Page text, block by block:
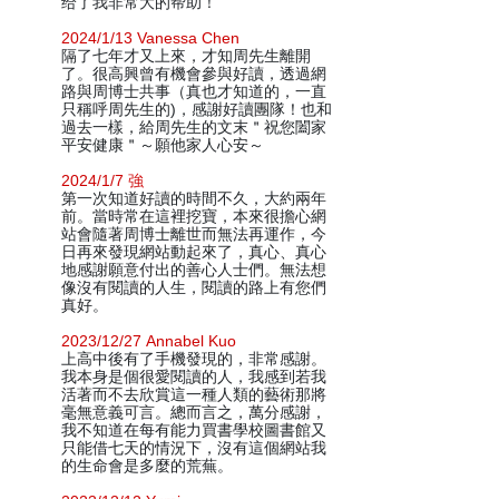
2024/1/13 Vanessa Chen
隔了七年才又上來，才知周先生離開
了。很高興曾有機會參與好讀，透過網
路與周博士共事（真也才知道的，一直
只稱呼周先生的)，感謝好讀團隊！也和
過去一樣，給周先生的文末＂祝您闔家
平安健康＂～願他家人心安～
2024/1/7 強
第一次知道好讀的時間不久，大約兩年
前。當時常在這裡挖寶，本來很擔心網
站會隨著周博士離世而無法再運作，今
日再來發現網站動起來了，真心、真心
地感謝願意付出的善心人士們。無法想
像沒有閱讀的人生，閱讀的路上有您們
真好。
2023/12/27 Annabel Kuo
上高中後有了手機發現的，非常感謝。
我本身是個很愛閱讀的人，我感到若我
活著而不去欣賞這一種人類的藝術那將
毫無意義可言。總而言之，萬分感謝，
我不知道在每有能力買書學校圖書館又
只能借七天的情況下，沒有這個網站我
的生命會是多麼的荒蕪。